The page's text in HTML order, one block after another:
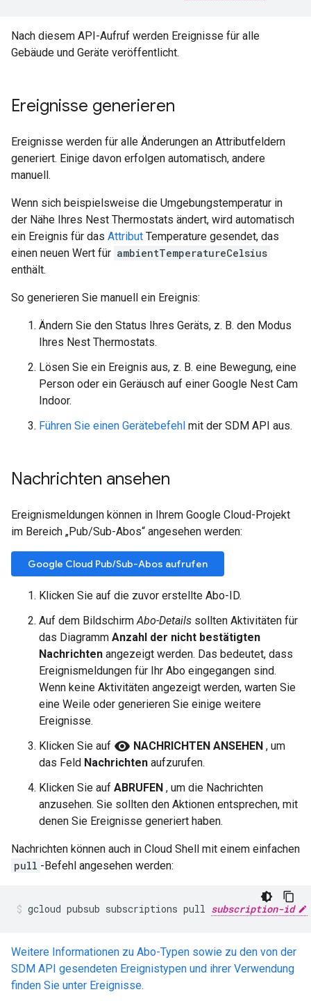
Nach diesem API-Aufruf werden Ereignisse für alle
Gebäude und Geräte veröffentlicht.
Ereignisse generieren
Ereignisse werden für alle Änderungen an Attributfeldern
generiert. Einige davon erfolgen automatisch, andere
manuell.
Wenn sich beispielsweise die Umgebungstemperatur in
der Nähe Ihres Nest Thermostats ändert, wird automatisch
ein Ereignis für das Attribut Temperature gesendet, das
einen neuen Wert für ambientTemperatureCelsius
enthält.
So generieren Sie manuell ein Ereignis:
Ändern Sie den Status Ihres Geräts, z. B. den Modus
Ihres Nest Thermostats.
Lösen Sie ein Ereignis aus, z. B. eine Bewegung, eine
Person oder ein Geräusch auf einer Google Nest Cam
Indoor.
Führen Sie einen Gerätebefehl mit der SDM API aus.
Nachrichten ansehen
Ereignismeldungen können in Ihrem Google Cloud-Projekt
im Bereich „Pub/Sub-Abos“ angesehen werden:
Google Cloud Pub/Sub-Abos aufrufen
Klicken Sie auf die zuvor erstellte Abo-ID.
Auf dem BildschirmAbo-Details sollten Aktivitäten für
das Diagramm Anzahl der nicht bestätigten
Nachrichten angezeigt werden. Das bedeutet, dass
Ereignismeldungen für Ihr Abo eingegangen sind.
Wenn keine Aktivitäten angezeigt werden, warten Sie
eine Weile oder generieren Sie einige weitere
Ereignisse.
Klicken Sie auf visibility NACHRICHTEN ANSEHEN , um
das Feld Nachrichten aufzurufen.
Klicken Sie auf ABRUFEN , um die Nachrichten
anzusehen. Sie sollten den Aktionen entsprechen, mit
denen Sie Ereignisse generiert haben.
Nachrichten können auch in Cloud Shell mit einem einfachen
pull -Befehl angesehen werden:
gcloud pubsub subscriptions pull subscription-id
Weitere Informationen zu Abo-Typen sowie zu den von der
SDM API gesendeten Ereignistypen und ihrer Verwendung
finden Sie unter Ereignisse.